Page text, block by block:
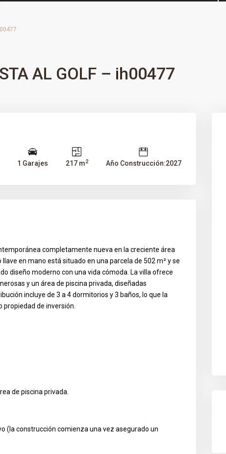
AL GOLF – ih00477
1 Garajes 217 m2 Año Construcción:2027
completamente nueva en la creciente área
en mano está situado en una parcela de 502 m² y se
diseño moderno con una vida cómoda. La villa ofrece
y un área de piscina privada, diseñadas
incluye de 3 a 4 dormitorios y 3 baños, lo que la
de inversión.
de piscina privada.
(la construcción comienza una vez asegurado un